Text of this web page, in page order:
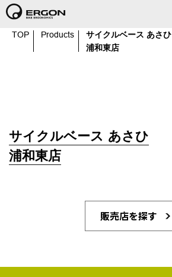
TOP Products
サイクルベース あさひ
浦和東店
サイクルベース あさひ
浦和東店
販売店を探す